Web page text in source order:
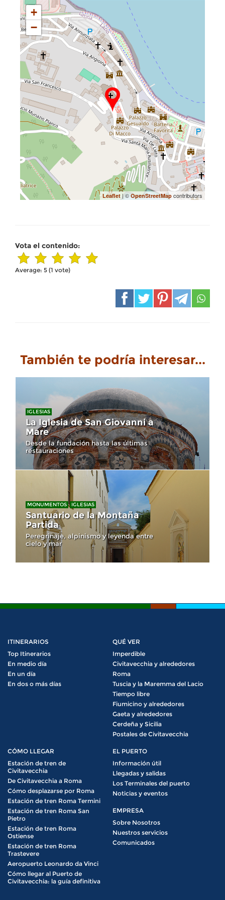
+
−
Leaflet | ©OpenStreetMap contributors
Vota el contenido:
Average: 5 (1 vote)
También te podría interesar...
IGLESIAS
La Iglesia de San Giovanni a
Mare
Desde la fundación hasta las últimas
restauraciones
MONUMENTOS IGLESIAS
Santuario de la Montaña
Partida
Peregrinaje, alpinismo y leyenda entre
cielo y mar
ITINERARIOS
Top Itinerarios
En medio día
En un día
En dos o más días
QUÉ VER
Imperdible
Civitavecchia y alrededores
Roma
Tuscia y la Maremma del Lacio
Tiempo libre
Fiumicino y alrededores
Gaeta y alrededores
Cerdeña y Sicilia
Postales de Civitavecchia
CÓMO LLEGAR
Estación de tren de
Civitavecchia
De Civitavecchia a Roma
Cómo desplazarse por Roma
Estación de tren Roma Termini
Estación de tren Roma San
Pietro
Estación de tren Roma
Ostiense
Estación de tren Roma
Trastevere
Aeropuerto Leonardo da Vinci
Cómo llegar al Puerto de
Civitavecchia: la guía definitiva
EL PUERTO
Información útil
Llegadas y salidas
Los Terminales del puerto
Noticias y eventos
EMPRESA
Sobre Nosotros
Nuestros servicios
Comunicados